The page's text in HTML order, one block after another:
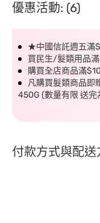
優惠活動: (6)
★中國信託週五
買民生/髮類用品
購買全店商品滿
凡購買髮類商品即
450G (數量有限 送完
付款方式與配送